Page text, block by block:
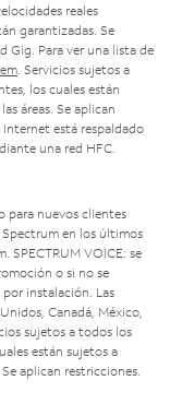
reales
garantizadas. Se
Gig. Para ver una lista de
. Servicios sujetos a
los cuales están
áreas. Se aplican
está respaldado
una red HFC.
para nuevos clientes
en los últimos
SPECTRUM VOICE: se
o si no se
instalación. Las
Canadá, México,
sujetos a todos los
están sujetos a
aplican restricciones.